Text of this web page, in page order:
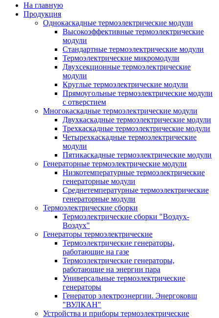
На главную
Продукция
Однокаскадные термоэлектрические модули
Высокоэффективные термоэлектрические
модули
Стандартные термоэлектрические модули
Термоэлектрические микромодули
Двухсекционные термоэлектрические
модули
Круглые термоэлектрические модули
Прямоугольные термоэлектрические модули
с отверстием
Многокаскадные термоэлектрические модули
Двухкаскадные термоэлектрические модули
Трехкаскадные термоэлектрические модули
Четырехкаскадные термоэлектрические
модули
Пятикаскадные термоэлектрические модули
Генераторные термоэлектрические модули
Низкотемпературные термоэлектрические
генераторные модули
Среднетемпературные термоэлектрические
генераторные модули
Термоэлектрические сборки
Термоэлектрические сборки "Воздух-
Воздух"
Генераторы термоэлектрические
Термоэлектрические генераторы,
работающие на газе
Термоэлектрические генераторы,
работающие на энергии пара
Универсальные термоэлектрические
генераторы
Генератор электроэнергии. Энергоковш
"ВУЛКАН"
Устройства и приборы термоэлектрические